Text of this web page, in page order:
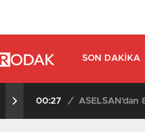
SON DAKIKA
00:27 /